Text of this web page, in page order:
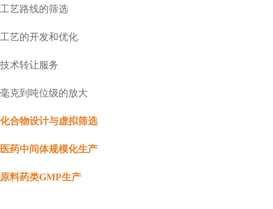
工艺路线的筛选
工艺的开发和优化
技术转让服务
毫克到吨位级的放大
化合物设计与虚拟筛选
医药中间体规模化生产
原料药类GMP生产